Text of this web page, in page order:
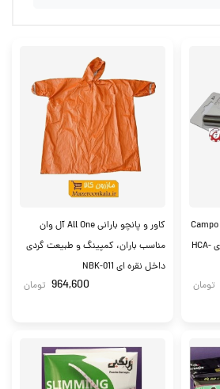
سر پیک شعله افکن تورچ کمپو Campo
Torch مدل 920 کمپینگ و سفری HCA-
تومان
کاور و پانچو بارانی All One آل وان
مناسب باران، کمپینگ و طبیعت گردی
داخل نقره ای NBK-011
964,600 تومان